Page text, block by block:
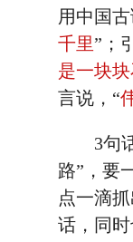
用中国
千里”；
是一块
言说，“
3句话
路”，要
点一滴
话，同